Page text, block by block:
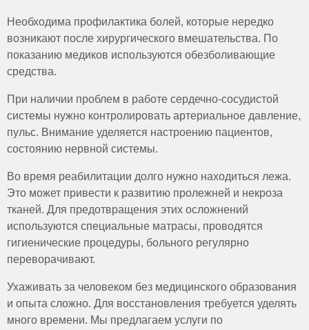
Необходима профилактика болей, которые нередко
возникают после хирургического вмешательства. По
показанию медиков используются обезболивающие
средства.
При наличии проблем в работе сердечно-сосудистой
системы нужно контролировать артериальное давление,
пульс. Внимание уделяется настроению пациентов,
состоянию нервной системы.
Во время реабилитации долго нужно находиться лежа.
Это может привести к развитию пролежней и некроза
тканей. Для предотвращения этих осложнений
используются специальные матрасы, проводятся
гигиенические процедуры, больного регулярно
переворачивают.
Ухаживать за человеком без медицинского образования
и опыта сложно. Для восстановления требуется уделять
много времени. Мы предлагаем услуги по